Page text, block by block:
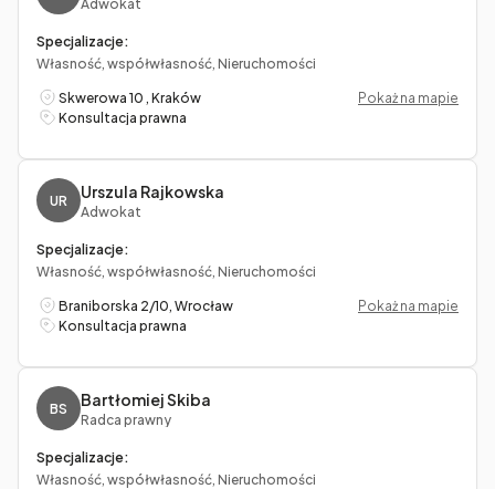
Adwokat
Specjalizacje:
Własność, współwłasność, Nieruchomości
Skwerowa 10 , Kraków
Pokaż na mapie
Konsultacja prawna
UR Urszula Rajkowska
Adwokat
Specjalizacje:
Własność, współwłasność, Nieruchomości
Braniborska 2/10, Wrocław
Pokaż na mapie
Konsultacja prawna
BS Bartłomiej Skiba
Radca prawny
Specjalizacje:
Własność, współwłasność, Nieruchomości